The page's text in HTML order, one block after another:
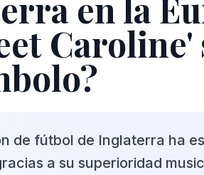
en la
de fútbol de Inglaterra ha
a su superioridad